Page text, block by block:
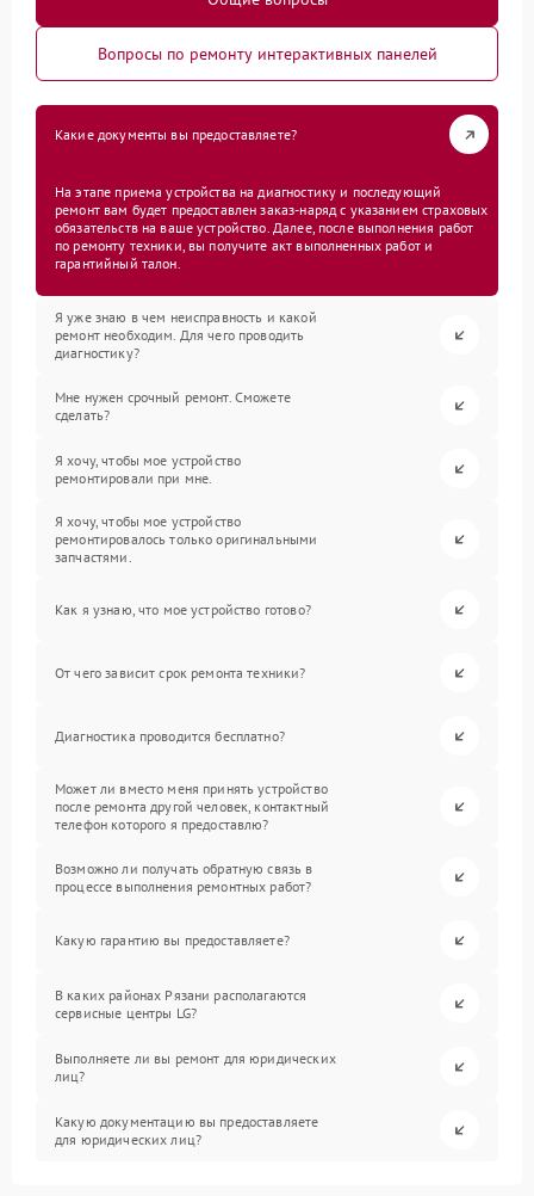
Вопросы по ремонту интерактивных панелей
Какие документы вы предоставляете?
На этапе приема устройства на диагностику и последующий
ремонт вам будет предоставлен заказ-наряд с указанием страховых
обязательств на ваше устройство. Далее, после выполнения работ
по ремонту техники, вы получите акт выполненных работ и
гарантийный талон.
Я уже знаю в чем неисправность и какой
ремонт необходим. Для чего проводить
диагностику?
Мне нужен срочный ремонт. Сможете
сделать?
Я хочу, чтобы мое устройство
ремонтировали при мне.
Я хочу, чтобы мое устройство
ремонтировалось только оригинальными
запчастями.
Как я узнаю, что мое устройство готово?
От чего зависит срок ремонта техники?
Диагностика проводится бесплатно?
Может ли вместо меня принять устройство
после ремонта другой человек, контактный
телефон которого я предоставлю?
Возможно ли получать обратную связь в
процессе выполнения ремонтных работ?
Какую гарантию вы предоставляете?
В каких районах Рязани располагаются
сервисные центры LG?
Выполняете ли вы ремонт для юридических
лиц?
Какую документацию вы предоставляете
для юридических лиц?